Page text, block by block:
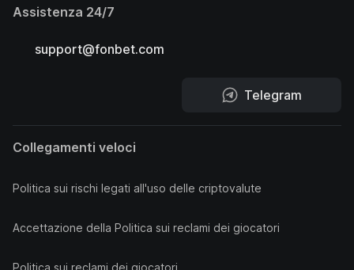
Assistenza 24/7
support@fonbet.com
Telegram
Collegamenti veloci
Politica sui rischi legati all'uso delle criptovalute
Accettazione della Politica sui reclami dei giocatori
Politica sui reclami dei giocatori